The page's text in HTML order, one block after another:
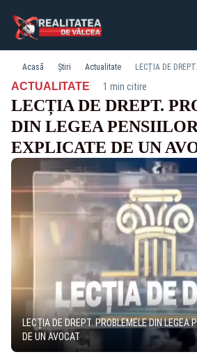
Acasă Știri Actualitate
ACTUALITATE· 1 min citire
LECȚIA DE DREPT.
DIN LEGEA
EXPLICATE DE UN
LECȚIA DE DREPT. PROBLEMELE DIN LEGEA
DE UN AVOCAT